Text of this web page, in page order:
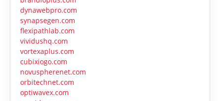
dynawebpro.com
synapsegen.com
flexipathlab.com
vividushq.com
vortexaplus.com
cubixiogo.com
novuspherenet.com
orbitechnet.com
optiwavex.com